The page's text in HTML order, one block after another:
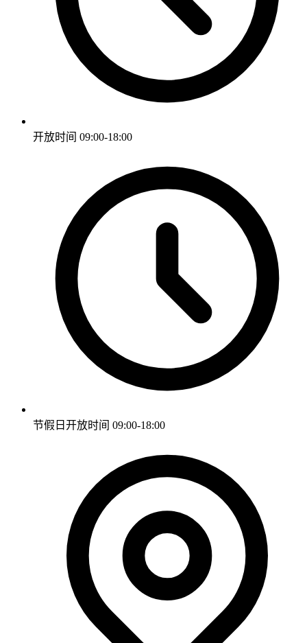
开放时间 09:00-18:00
节假日开放时间 09:00-18:00